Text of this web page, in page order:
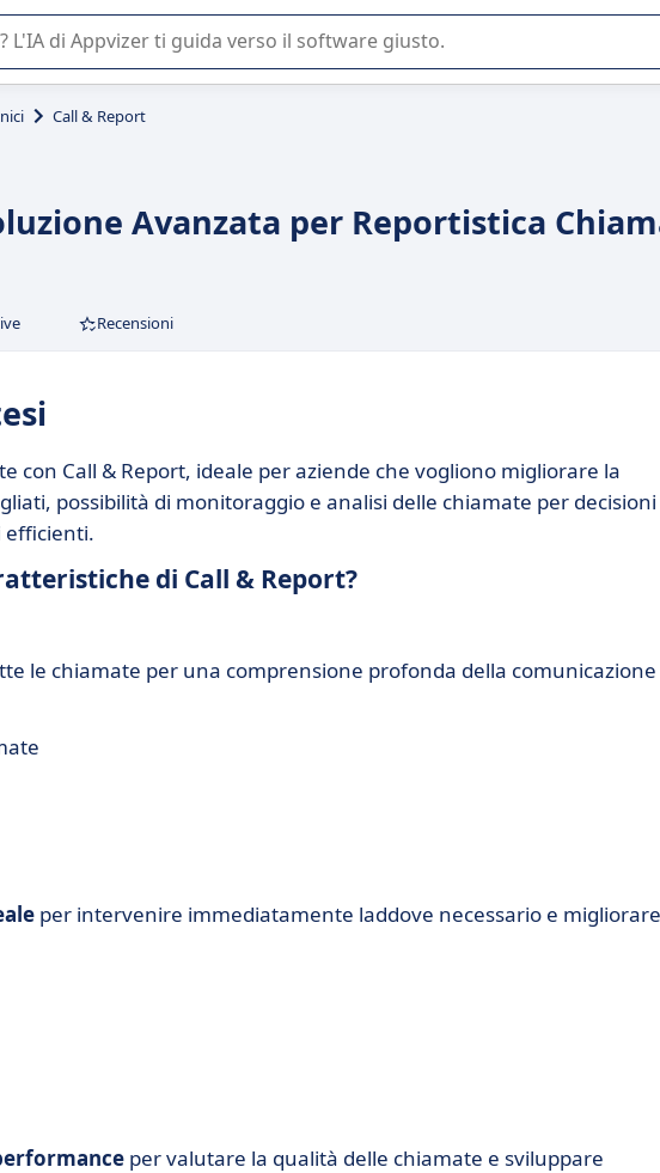
nell'utilizzo o nella scelta di un software SaaS per la vostra azienda.
Call & Report
Avanzata per Reportistica
Recensioni
con Call & Report, ideale per aziende che vogliono migliorare la
possibilità di monitoraggio e analisi delle chiamate per decisioni
efficienti.
di Call & Report?
le chiamate per una comprensione profonda della comunicazione
per intervenire immediatamente laddove necessario e migliorare
per valutare la qualità delle chiamate e sviluppare